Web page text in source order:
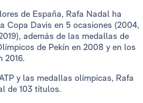
de España, Rafa Nadal ha
Copa Davis en 5 ocasiones (2004,
además de las medallas de
de Pekín en 2008 y en los
2016.
y las medallas olímpicas, Rafa
de 103 títulos.